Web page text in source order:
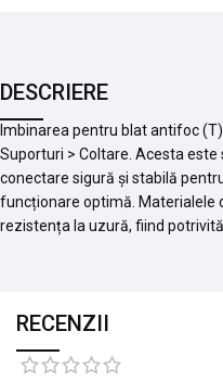
DESCRIERE
Imbinarea pentru blat antifoc
Suporturi > Coltare. Acesta
conectare sigură și stabilă
funcționare optimă. Materialele
rezistența la uzură, fiind
RECENZII